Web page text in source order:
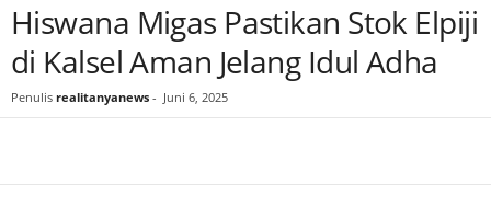
Hiswana Migas Pastikan Stok Elpiji
di Kalsel Aman Jelang Idul Adha
Penulis realitanyanews - Juni 6, 2025